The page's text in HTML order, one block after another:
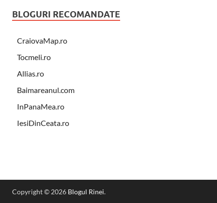
BLOGURI RECOMANDATE
CraiovaMap.ro
Tocmeli.ro
Allias.ro
Baimareanul.com
InPanaMea.ro
IesiDinCeata.ro
Copyright © 2026 Blogul Rinei.